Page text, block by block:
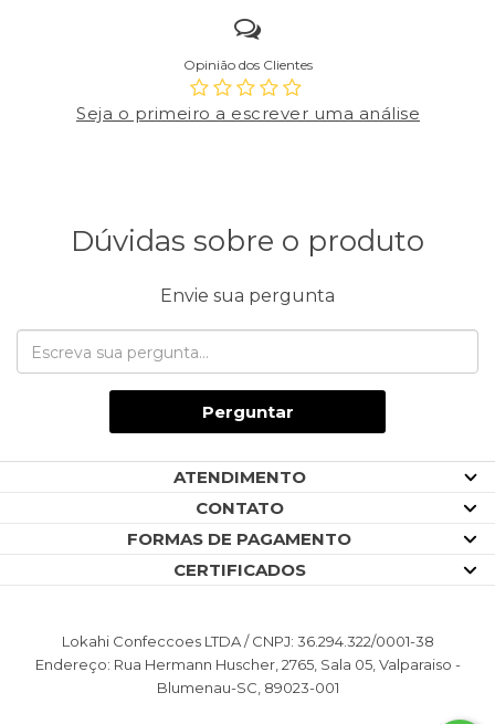
Opinião dos Clientes
Seja o primeiro a escrever uma análise
Dúvidas sobre o produto
Envie sua pergunta
Perguntar
ATENDIMENTO
CONTATO
FORMAS DE PAGAMENTO
CERTIFICADOS
Lokahi Confeccoes LTDA / CNPJ: 36.294.322/0001-38
Endereço: Rua Hermann Huscher, 2765, Sala 05, Valparaiso -
Blumenau-SC, 89023-001